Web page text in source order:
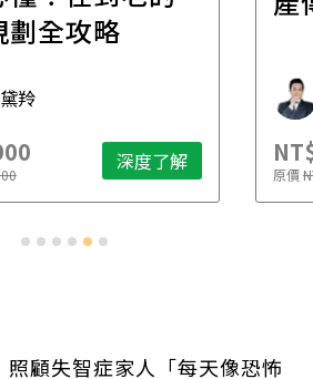
劃全攻略
羚
深度了解 原價
照顧失智症家人「每天像恐怖